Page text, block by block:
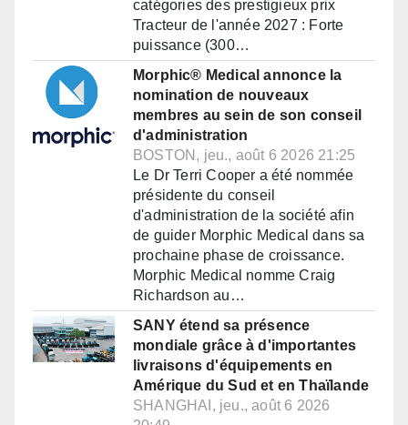
catégories des prestigieux prix
Tracteur de l'année 2027 : Forte
puissance (300…
Morphic® Medical annonce la
nomination de nouveaux
membres au sein de son conseil
d'administration
BOSTON, jeu., août 6 2026 21:25
Le Dr Terri Cooper a été nommée
présidente du conseil
d'administration de la société afin
de guider Morphic Medical dans sa
prochaine phase de croissance.
Morphic Medical nomme Craig
Richardson au…
SANY étend sa présence
mondiale grâce à d'importantes
livraisons d'équipements en
Amérique du Sud et en Thaïlande
SHANGHAI, jeu., août 6 2026